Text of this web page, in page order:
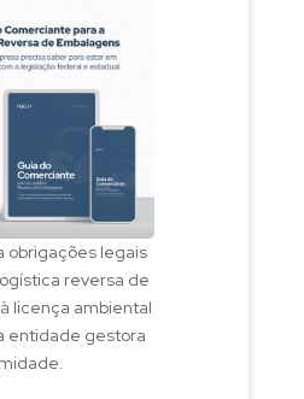
obrigações legais
reversa de
licença ambiental
entidade gestora